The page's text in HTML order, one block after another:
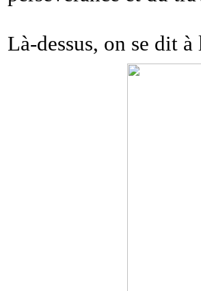
Là-dessus, on se dit